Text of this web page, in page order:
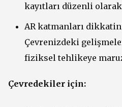
kayıtları düzenli
AR katmanları
Çevrenizdeki
fiziksel tehlikeye
Çevredekiler için: